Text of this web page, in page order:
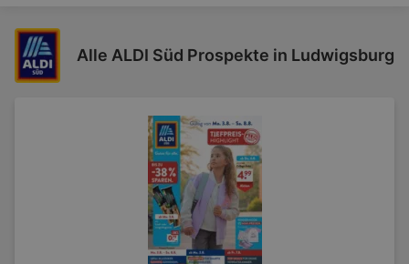
Alle ALDI Süd Prospekte in Ludwigsburg